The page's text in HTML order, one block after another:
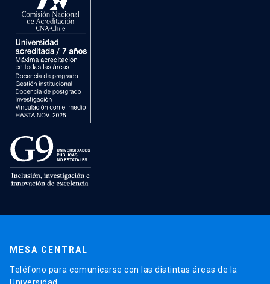
MESA CENTRAL
Teléfono para comunicarse con las distintas áreas de la